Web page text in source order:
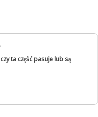
ta część pasuje lub są